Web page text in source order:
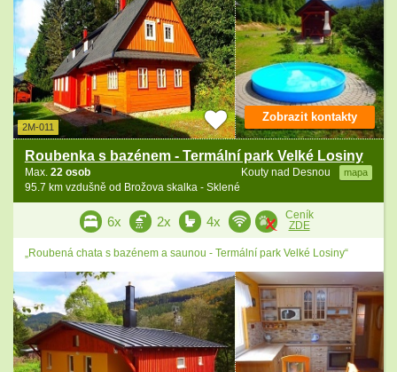
2M-011
Roubenka s bazénem - Termální park Velké Losiny
Kouty nad Desnou mapa
Max. 22 osob
95.7 km vzdušně od Brožova skalka - Sklené
Zobrazit kontakty
6x 2x 4x
Ceník
ZDE
„Roubená chata s bazénem a saunou - Termální park Velké Losiny“